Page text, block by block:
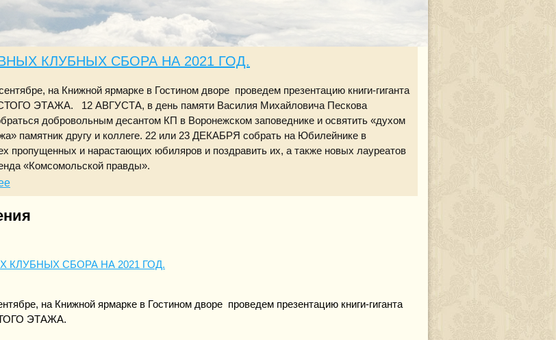
КЛУБНЫХ СБОРА НА 2021 ГОД.
на Книжной ярмарке в Гостином дворе проведем презентацию книги-гиганта
ЭТАЖА. 12 АВГУСТА, в день памяти Василия Михайловича Пескова
добровольным десантом КП в Воронежском заповеднике и освятить «духом
памятник другу и коллеге. 22 или 23 ДЕКАБРЯ собрать на Юбилейнике в
пропущенных и нарастающих юбиляров и поздравить их, а также новых лауреатов
«Комсомольской правды».
КЛУБНЫХ СБОРА НА 2021 ГОД.
на Книжной ярмарке в Гостином дворе проведем презентацию книги-гиганта
ЭТАЖА.